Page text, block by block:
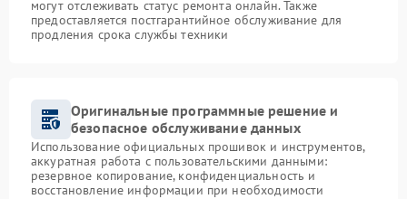
могут отслеживать статус ремонта онлайн. Также
предоставляется постгарантийное обслуживание для
продления срока службы техники
Оригинальные программные решение и
безопасное обслуживание данных
Использование официальных прошивок и инструментов,
аккуратная работа с пользовательскими данными:
резервное копирование, конфиденциальность и
восстановление информации при необходимости